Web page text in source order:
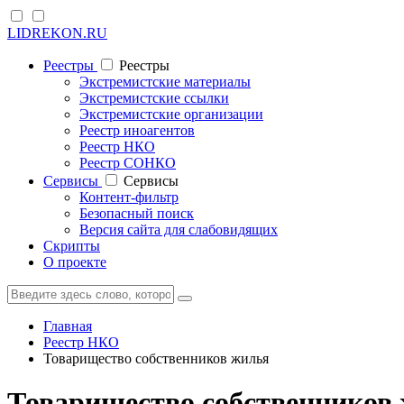
LIDREKON.RU
Реестры
Реестры
Экстремистские материалы
Экстремистские ссылки
Экстремистские организации
Реестр иноагентов
Реестр НКО
Реестр СОНКО
Cервисы
Cервисы
Контент-фильтр
Безопасный поиск
Версия сайта для слабовидящих
Скрипты
О проекте
Главная
Реестр НКО
Товарищество собственников жилья